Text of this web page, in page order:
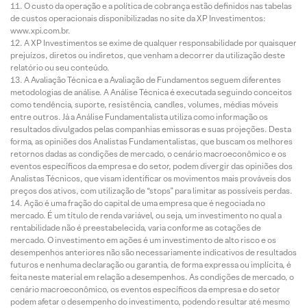
O custo da operação e a política de cobrança estão definidos nas tabelas
de custos operacionais disponibilizadas no site da XP Investimentos:
www.xpi.com.br.
A XP Investimentos se exime de qualquer responsabilidade por quaisquer
prejuízos, diretos ou indiretos, que venham a decorrer da utilização deste
relatório ou seu conteúdo.
A Avaliação Técnica e a Avaliação de Fundamentos seguem diferentes
metodologias de análise. A Análise Técnica é executada seguindo conceitos
como tendência, suporte, resistência, candles, volumes, médias móveis
entre outros. Já a Análise Fundamentalista utiliza como informação os
resultados divulgados pelas companhias emissoras e suas projeções. Desta
forma, as opiniões dos Analistas Fundamentalistas, que buscam os melhores
retornos dadas as condições de mercado, o cenário macroeconômico e os
eventos específicos da empresa e do setor, podem divergir das opiniões dos
Analistas Técnicos, que visam identificar os movimentos mais prováveis dos
preços dos ativos, com utilização de “stops” para limitar as possíveis perdas.
Ação é uma fração do capital de uma empresa que é negociada no
mercado. É um título de renda variável, ou seja, um investimento no qual a
rentabilidade não é preestabelecida, varia conforme as cotações de
mercado. O investimento em ações é um investimento de alto risco e os
desempenhos anteriores não são necessariamente indicativos de resultados
futuros e nenhuma declaração ou garantia, de forma expressa ou implícita, é
feita neste material em relação a desempenhos. As condições de mercado, o
cenário macroeconômico, os eventos específicos da empresa e do setor
podem afetar o desempenho do investimento, podendo resultar até mesmo